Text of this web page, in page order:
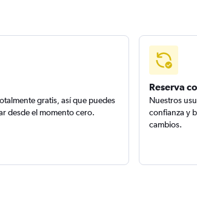
gratis, así que puedes
desde el momento cero.
Reserva
Nuestros
confianza y
cambios.